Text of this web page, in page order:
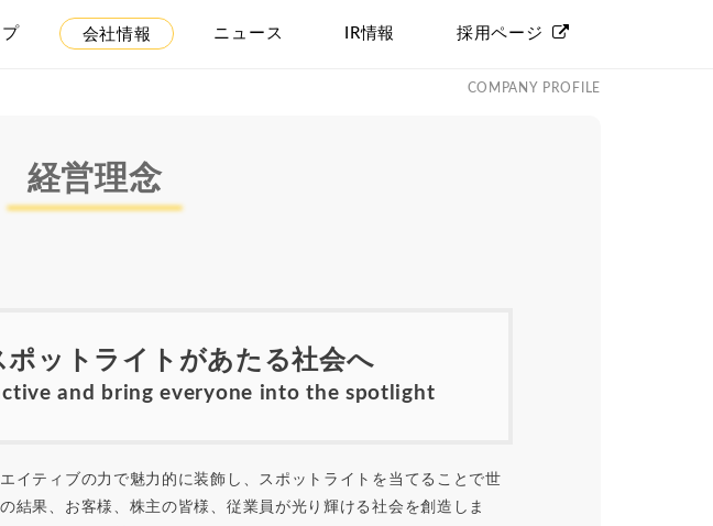
プ 会社情報 ニュース IR情報 採用ページ
COMPANY PROFILE
経営理念
ポットライトがあたる社会へ
and bring everyone into the spotlight
イティブの力で魅力的に装飾し、スポットライトを当てることで世
結果、お客様、株主の皆様、従業員が光り輝ける社会を創造しま